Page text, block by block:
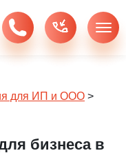
для ИП и ООО >
бизнеса в